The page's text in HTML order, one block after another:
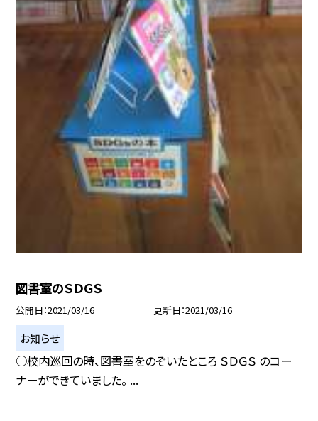
図書室のＳＤＧＳ
公開日 2021/03/16 更新日 2021/03/16
お知らせ
○校内巡回の時、図書室をのぞいたところ ＳＤＧＳ のコー
ナーができていました。 ...